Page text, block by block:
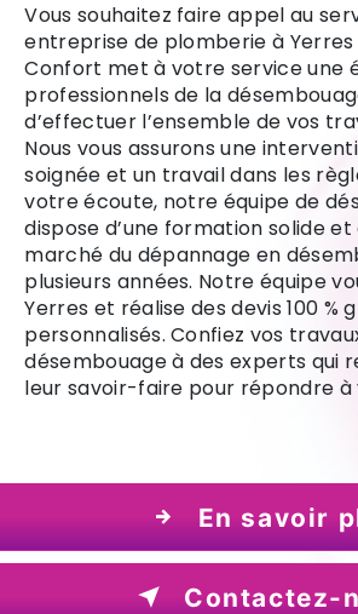
Vous souhaitez faire appel au
entreprise de plomberie à Yerres
Confort met à votre service une
professionnels de la
d’effectuer l’ensemble de vos
Nous vous assurons une
soignée et un travail dans les
votre écoute, notre équipe de
dispose d’une formation solide
marché du dépannage en
plusieurs années. Notre équipe
Yerres et réalise des devis 100 %
personnalisés. Confiez vos
désembouage à des experts qui
leur savoir-faire pour répondre à
En savoir
Contactez-